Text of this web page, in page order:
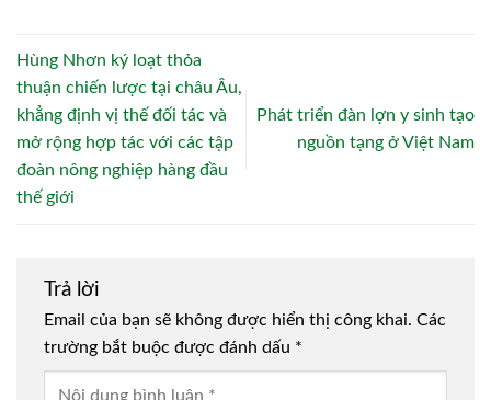
Hùng Nhơn ký loạt thỏa
thuận chiến lược tại châu Âu,
khẳng định vị thế đối tác và
mở rộng hợp tác với các tập
đoàn nông nghiệp hàng đầu
thế giới
Phát triển đàn lợn y sinh tạo
nguồn tạng ở Việt Nam
Trả lời
Email của bạn sẽ không được hiển thị công khai. Các
trường bắt buộc được đánh dấu *